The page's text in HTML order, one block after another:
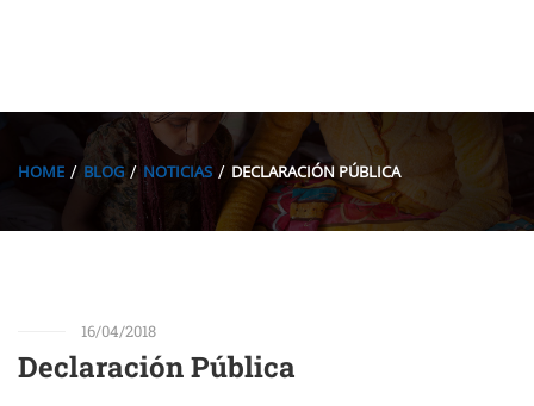
HOME BLOG NOTICIAS DECLARACIÓN PÚBLICA
16/04/2018
Declaración Pública